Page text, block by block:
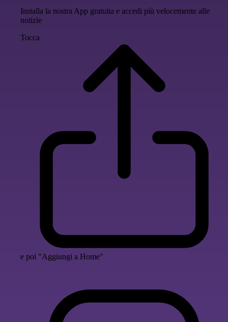
Installa la nostra App gratuita e accedi più velocemente alle
notizie
Tocca
e poi "Aggiungi a Home"